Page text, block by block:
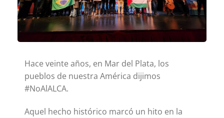
Hace veinte años, en Mar del Plata, los
pueblos de nuestra América dijimos
#NoAlALCA.
Aquel hecho histórico marcó un hito en la